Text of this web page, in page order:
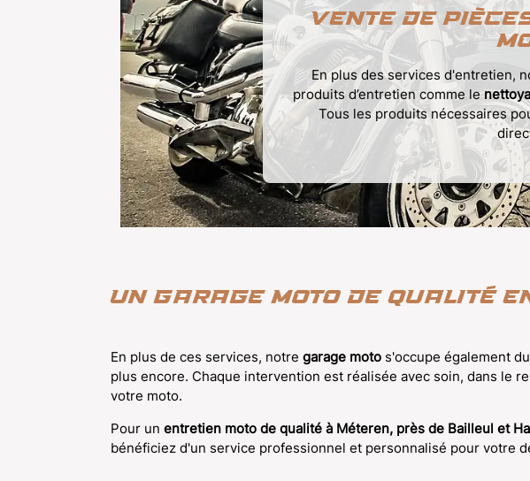
Vente de
En plus des services d'entretien,
produits d’entretien comme le
Tous les produits nécessaires
Un garage moto de qualité
En plus de ces services, notre garage motos'occupe également du
plus encore. Chaque intervention est réalisée avec soin, dans le
votre moto.
Pour un entretien moto de qualité à Méteren, près de Bailleul et
bénéficiez d'un service professionnel et personnalisé pour votre